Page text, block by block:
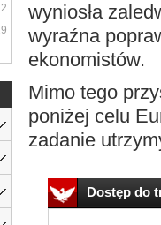
wyniosła
wyraźna
ekonomistów.
Mimo tego
poniżej celu
zadanie
Dostęp do